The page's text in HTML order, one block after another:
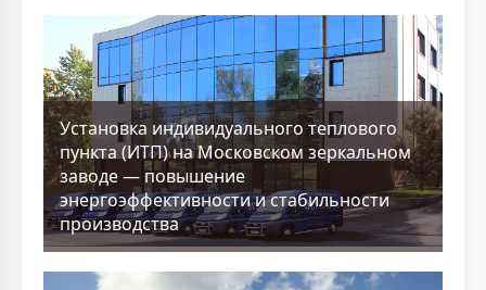
Установка индивидуального теплового
пункта (ИТП) на Московском зеркальном
заводе — повышение
энергоэффективности и стабильности
производства